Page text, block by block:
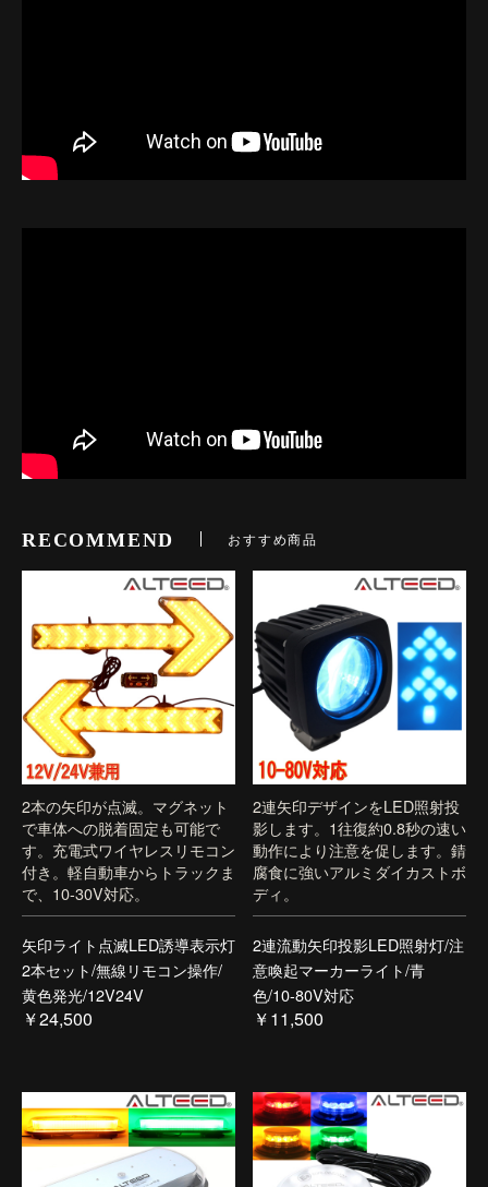
RECOMMEND おすすめ商品
2本の矢印が点滅。マグネット
で車体への脱着固定も可能で
す。充電式ワイヤレスリモコン
付き。軽自動車からトラックま
で、10-30V対応。
矢印ライト点滅LED誘導表示灯
2本セット/無線リモコン操作/
黄色発光/12V24V
￥24,500
2連矢印デザインをLED照射投
影します。1往復約0.8秒の速い
動作により注意を促します。錆
腐食に強いアルミダイカストボ
ディ。
2連流動矢印投影LED照射灯/注
意喚起マーカーライト/青
色/10-80V対応
￥11,500